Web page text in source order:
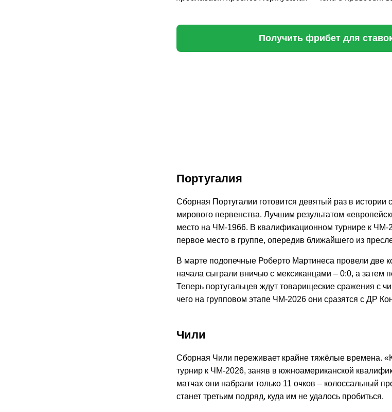
Получить фрибет для
Португалия
Сборная Португалии готовится девятый раз в истории
мирового первенства. Лучшим результатом
место на ЧМ-1966. В квалификационном турнире к ЧМ-
первое место в группе, опередив ближайшего из
В марте подопечные Роберто Мартинеса провели две
начала сыграли вничью с мексиканцами – 0:0, а затем
Теперь португальцев ждут товарищеские сражения с
чего на групповом этапе ЧМ-2026 они сразятся с ДР
Чили
Сборная Чили переживает крайне тяжёлые времена.
турнир к ЧМ-2026, заняв в южноамериканской
матчах они набрали только 11 очков – колоссальный
станет третьим подряд, куда им не удалось пробиться.